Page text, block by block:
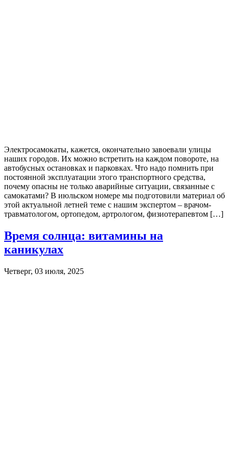
Электросамокаты, кажется, окончательно завоевали улицы
наших городов. Их можно встретить на каждом повороте, на
автобусных остановках и парковках. Что надо помнить при
постоянной эксплуатации этого транспортного средства,
почему опасны не только аварийные ситуации, связанные с
самокатами? В июльском номере мы подготовили материал об
этой актуальной летней теме с нашим экспертом – врачом-
травматологом, ортопедом, артрологом, физиотерапевтом […]
Время солнца: витамины на
каникулах
Четверг, 03 июля, 2025